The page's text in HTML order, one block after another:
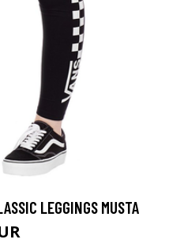
LEGGINGS MUSTA